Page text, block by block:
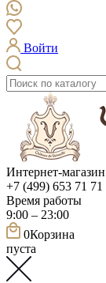
Войти
Интернет-магазин
+7 (499) 653 71 71
Время работы
9:00 – 23:00
0Корзина
пуста